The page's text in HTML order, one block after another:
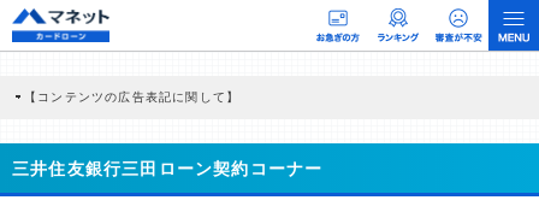
【コンテンツの広告表記に関して】
商品を根拠なくPRするものではなく、当編集部の調査／ユーザーへの口コミ収集な
どに基づき、公平性を担保した情報提供を行っています。
三井住友銀行三田ローン契約コーナー